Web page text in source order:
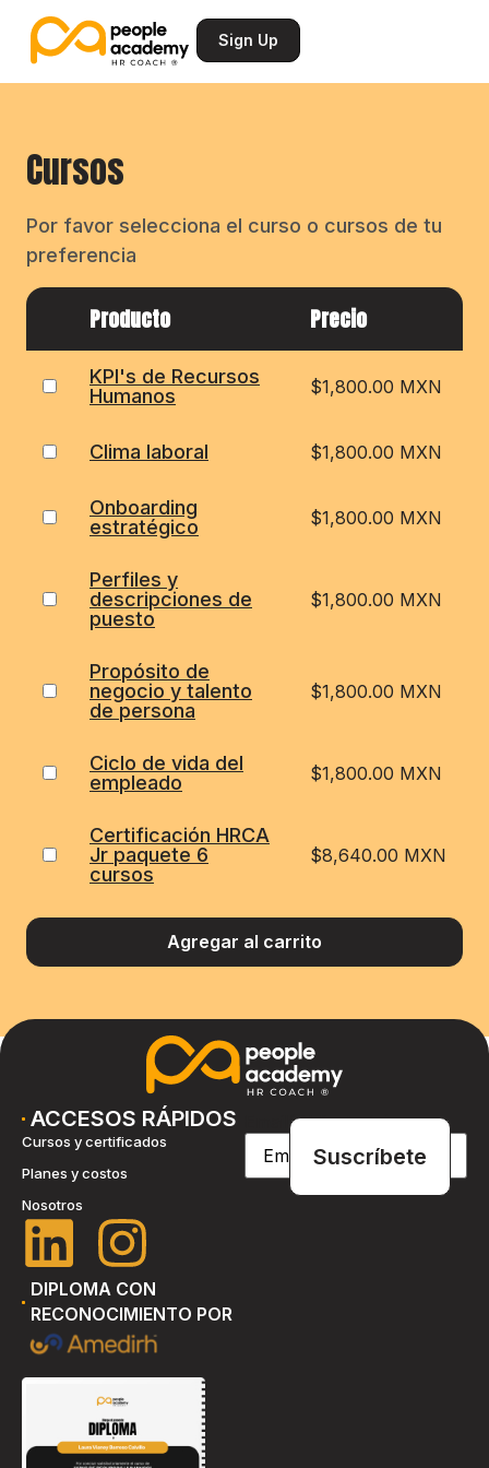
Sign Up
Cursos
Por favor selecciona el curso o cursos de tu
preferencia
Producto Precio
KPI's de Recursos
Humanos
$1,800.00 MXN
Clima laboral $1,800.00 MXN
Onboarding
estratégico
$1,800.00 MXN
Perfiles y
descripciones de
puesto
$1,800.00 MXN
Propósito de
negocio y talento
de persona
$1,800.00 MXN
Ciclo de vida del
empleado
$1,800.00 MXN
Certificación HRCA
Jr paquete 6
cursos
$8,640.00 MXN
DIPLOMA CON
RECONOCIMIENTO POR
ACCESOS RÁPIDOS
Cursos y certificados
Planes y costos
Nosotros
(Obligatorio)